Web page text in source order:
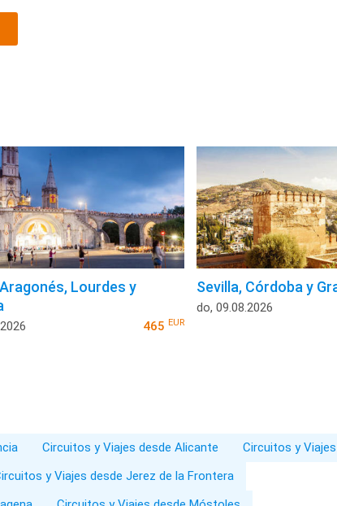
Lourdes y
465EUR
Sevilla, Córdoba y
do, 09.08.2026
Circuitos y Viajes desde Alicante
Circuitos y
y Viajes desde Jerez de la Frontera